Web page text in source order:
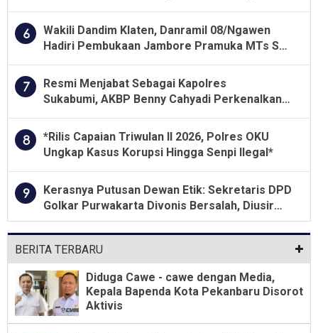
6
Wakili Dandim Klaten, Danramil 08/Ngawen
Hadiri Pembukaan Jambore Pramuka MTs Se-
7
Resmi Menjabat Sebagai Kapolres
Sukabumi, AKBP Benny Cahyadi Perkenalkan
8
*Rilis Capaian Triwulan II 2026, Polres OKU
Ungkap Kasus Korupsi Hingga Senpi Ilegal*
9
Kerasnya Putusan Dewan Etik: Sekretaris DPD
Golkar Purwakarta Divonis Bersalah, Diusir
Dari Jabatan Selama Empat Tahun
BERITA TERBARU
Diduga Cawe - cawe dengan Media,
Kepala Bapenda Kota Pekanbaru Disorot
Aktivis